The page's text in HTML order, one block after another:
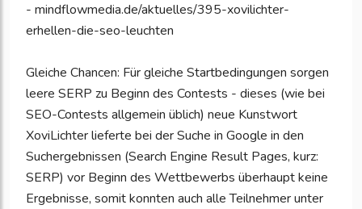
- mindflowmedia.de/aktuelles/395-xovilichter-
erhellen-die-seo-leuchten
Gleiche Chancen: Für gleiche Startbedingungen sorgen
leere SERP zu Beginn des Contests - dieses (wie bei
SEO-Contests allgemein üblich) neue Kunstwort
XoviLichter lieferte bei der Suche in Google in den
Suchergebnissen (Search Engine Result Pages, kurz:
SERP) vor Beginn des Wettbewerbs überhaupt keine
Ergebnisse, somit konnten auch alle Teilnehmer unter